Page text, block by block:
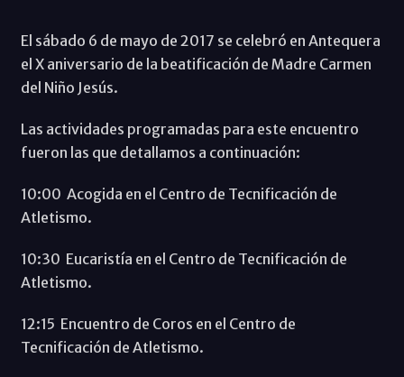
El sábado 6 de mayo de 2017 se celebró en Antequera
el X aniversario de la beatificación de Madre Carmen
del Niño Jesús.
Las actividades programadas para este encuentro
fueron las que detallamos a continuación:
10:00 Acogida en el Centro de Tecnificación de
Atletismo.
10:30 Eucaristía en el Centro de Tecnificación de
Atletismo.
12:15 Encuentro de Coros en el Centro de
Tecnificación de Atletismo.